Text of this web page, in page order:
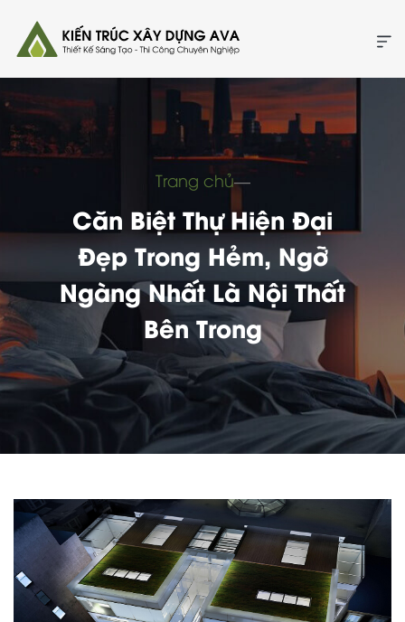
Trang chủ―
Căn Biệt Thự Hiện Đại
Đẹp Trong Hẻm, Ngỡ
Ngàng Nhất Là Nội Thất
Bên Trong